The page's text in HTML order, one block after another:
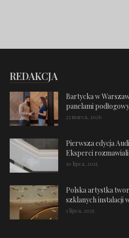
REDAKCJA
Bartycka w
panelami
23 marca, 2026
Pierwsza edycja
Eksperci
10 lipca, 2025
Polska artystka
szklanych instalacji
1 lipca, 2025